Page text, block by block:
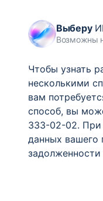
Выберу
Возможны
Чтобы узнать
несколькими
вам
способ, вы
333-02-02. При
данных вашего